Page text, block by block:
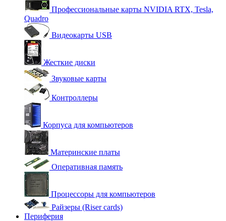
Профессиональные карты NVIDIA RTX, Tesla,
Quadro
Видеокарты USB
Жесткие диски
Звуковые карты
Контроллеры
Корпуса для компьютеров
Материнские платы
Оперативная память
Процессоры для компьютеров
Райзеры (Riser cards)
Периферия